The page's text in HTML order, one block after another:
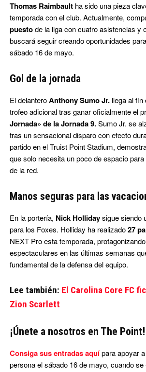
Thomas Raimbault ha sido una pieza
temporada con el club. Actualmente,
puestode la liga con cuatro asistencias y
buscará seguir creando oportunidades
sábado 16 de mayo.
Gol de la jornada
El delanteroAnthony Sumo Jr. llega al
trofeo adicional tras ganar oficialmente el
Jornada» de la Jornada 9.Sumo Jr. se
tras un sensacional disparo con efecto
partido en el Truist Point Stadium,
que solo necesita un poco de espacio
de la red.
Manos seguras para las
En la portería, Nick Hollidaysigue siendo
para los Foxes. Holliday ha realizado27
NEXT Pro esta temporada,
espectaculares en las últimas semanas
fundamental de la defensa del equipo.
Lee también: El Carolina Core FC
Zion Scarlett
¡Únete a nosotros en The Point!
Consiga sus entradas aquípara apoyar
persona el sábado 16 de mayo, cuando se